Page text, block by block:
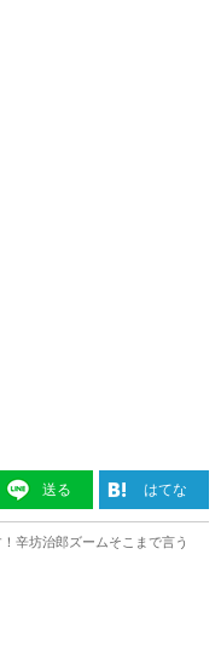
送る はてな
辛坊治郎ズームそこまで言う